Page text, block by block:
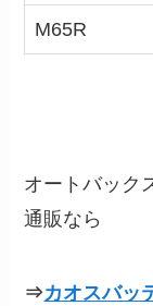
M65R
オートバック
通販なら
⇒カオスバッ